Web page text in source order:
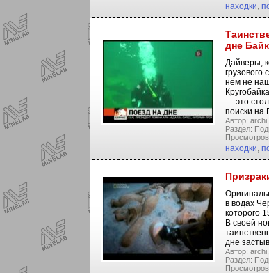
находки,
дне
Дайверы,
нём не
— это
поиски на
Автор: archi,
Раздел:
находки,
в водах
которого
В своей
дне
Автор: archi,
Раздел: